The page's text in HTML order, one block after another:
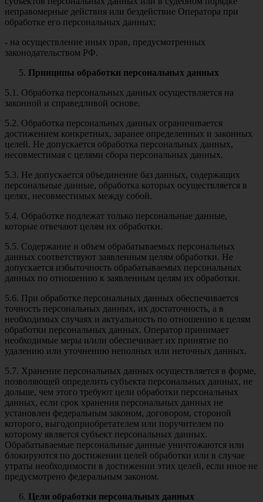
неправомерные действия или бездействие Оператора при
обработке его персональных данных;
- на осуществление иных прав, предусмотренных
законодательством РФ.
Принципы обработки персональных данных
5.1. Обработка персональных данных осуществляется на
законной и справедливой основе.
5.2. Обработка персональных данных ограничивается
достижением конкретных, заранее определенных и законных
целей. Не допускается обработка персональных данных,
несовместимая с целями сбора персональных данных.
5.3. Не допускается объединение баз данных, содержащих
персональные данные, обработка которых осуществляется в
целях, несовместимых между собой.
5.4. Обработке подлежат только персональные данные,
которые отвечают целям их обработки.
5.5. Содержание и объем обрабатываемых персональных
данных соответствуют заявленным целям обработки. Не
допускается избыточность обрабатываемых персональных
данных по отношению к заявленным целям их обработки.
5.6. При обработке персональных данных обеспечивается
точность персональных данных, их достаточность, а в
необходимых случаях и актуальность по отношению к целям
обработки персональных данных. Оператор принимает
необходимые меры и/или обеспечивает их принятие по
удалению или уточнению неполных или неточных данных.
5.7. Хранение персональных данных осуществляется в форме,
позволяющей определить субъекта персональных данных, не
дольше, чем этого требуют цели обработки персональных
данных, если срок хранения персональных данных не
установлен федеральным законом, договором, стороной
которого, выгодоприобретателем или поручителем по
которому является субъект персональных данных.
Обрабатываемые персональные данные уничтожаются или
блокируются по достижении целей обработки или в случае
утраты необходимости в достижении этих целей, если иное не
предусмотрено федеральным законом.
Цели обработки персональных данных